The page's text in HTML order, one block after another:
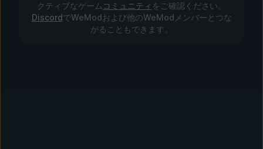
クティブなゲーム コミュニティ をご確認ください。
DiscordでWeModおよび他のWeModメンバーとつな
がることもできます。